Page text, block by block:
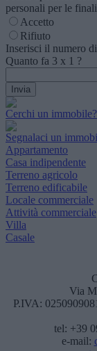
personali per le
Accetto
Rifiuto
Inserisci il numero
Quanto fa 3 x 1 ?
Cerchi un immobile?
Segnalaci un
Appartamento
Casa indipendente
Terreno agricolo
Terreno edificabile
Locale commerciale
Attività commerciale
Villa
Casale
Via
P.IVA:
tel: +39
e-mail: